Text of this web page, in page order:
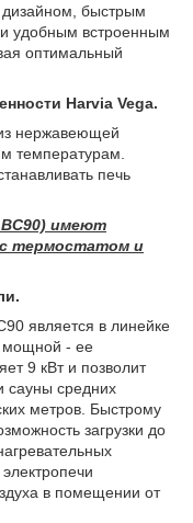
быстрым
удобным встроенным
оптимальный
Harvia Vega.
нержавеющей
температурам.
печь
BC90) имеют
термостатом и
является в линейке
мощной - ее
9 кВт и позволит
сауны средних
метров. Быстрому
загрузки до
в помещении от